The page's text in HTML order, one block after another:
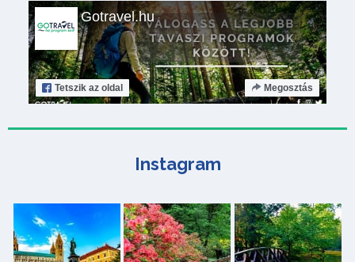
Gotravel.hu
Tetszik az oldal Megosztás
Instagram